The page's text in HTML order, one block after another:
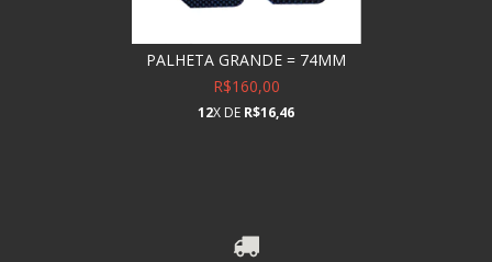
PALHETA GRANDE = 74MM
R$160,00
12X DE R$16,46